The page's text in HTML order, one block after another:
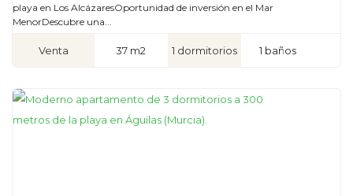
playa en Los AlcázaresOportunidad de inversión en el Mar
MenorDescubre una...
Venta 37 m2 1 dormitorios 1 baños